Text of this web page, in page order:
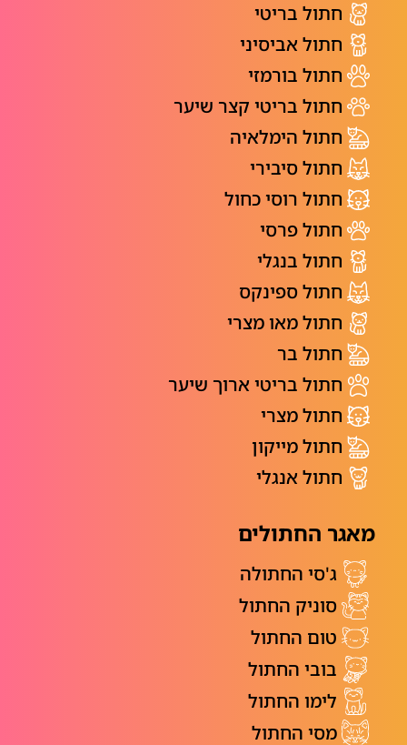
חתול בריטי
חתול אביסיני
חתול בורמזי
חתול בריטי קצר שיער
חתול הימלאיה
חתול סיבירי
חתול רוסי כחול
חתול פרסי
חתול בנגלי
חתול ספינקס
חתול מאו מצרי
חתול בר
חתול בריטי ארוך שיער
חתול מצרי
חתול מייקון
חתול אנגלי
מאגר החתולים
ג'סי החתולה
סוניק החתול
טום החתול
בובי החתול
לימו החתול
מסי החתול